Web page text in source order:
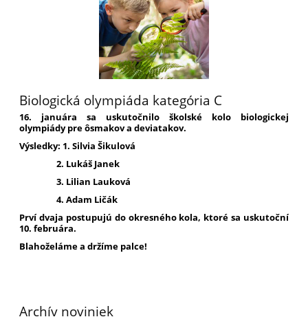
Biologická olympiáda kategória C
16. januára sa uskutočnilo školské kolo biologickej
olympiády pre ôsmakov a deviatakov.
Výsledky: 1. Silvia Šikulová
2. Lukáš Janek
3. Lilian Lauková
4. Adam Ličák
Prví dvaja postupujú do okresného kola, ktoré sa uskutoční
10. februára.
Blahoželáme a držíme palce!
Archív noviniek